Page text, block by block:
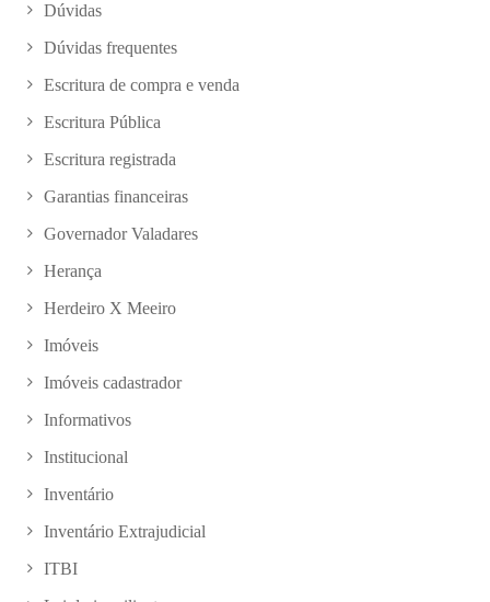
Dúvidas
Dúvidas frequentes
Escritura de compra e venda
Escritura Pública
Escritura registrada
Garantias financeiras
Governador Valadares
Herança
Herdeiro X Meeiro
Imóveis
Imóveis cadastrador
Informativos
Institucional
Inventário
Inventário Extrajudicial
ITBI